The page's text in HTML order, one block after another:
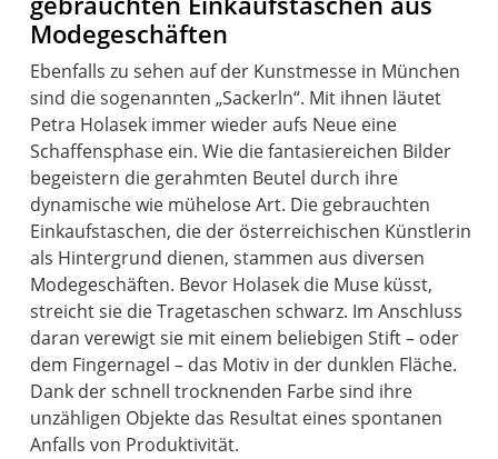
Modegeschäften
Ebenfalls zu sehen auf der Kunstmesse in München
sind die sogenannten „Sackerln“. Mit ihnen läutet
Petra Holasek immer wieder aufs Neue eine
Schaffensphase ein. Wie die fantasiereichen Bilder
begeistern die gerahmten Beutel durch ihre
dynamische wie mühelose Art. Die gebrauchten
Einkaufstaschen, die der österreichischen Künstlerin
als Hintergrund dienen, stammen aus diversen
Modegeschäften. Bevor Holasek die Muse küsst,
streicht sie die Tragetaschen schwarz. Im Anschluss
daran verewigt sie mit einem beliebigen Stift – oder
dem Fingernagel – das Motiv in der dunklen Fläche.
Dank der schnell trocknenden Farbe sind ihre
unzähligen Objekte das Resultat eines spontanen
Anfalls von Produktivität.